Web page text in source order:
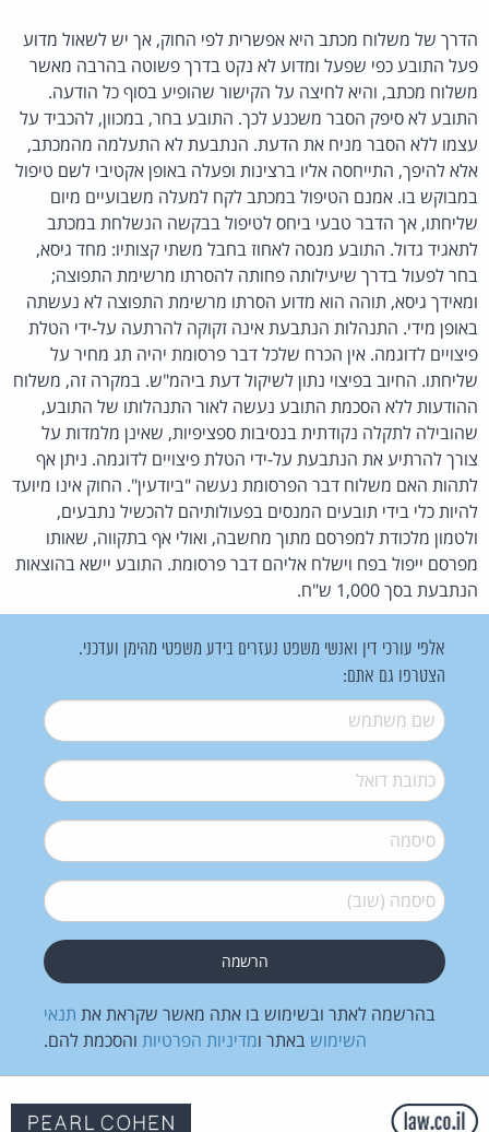
הדרך של משלוח מכתב היא אפשרית לפי החוק, אך יש לשאול מדוע
פעל התובע כפי שפעל ומדוע לא נקט בדרך פשוטה בהרבה מאשר
משלוח מכתב, והיא לחיצה על הקישור שהופיע בסוף כל הודעה.
התובע לא סיפק הסבר משכנע לכך. התובע בחר, במכוון, להכביד על
עצמו ללא הסבר מניח את הדעת. הנתבעת לא התעלמה מהמכתב,
אלא להיפך, התייחסה אליו ברצינות ופעלה באופן אקטיבי לשם טיפול
במבוקש בו. אמנם הטיפול במכתב לקח למעלה משבועיים מיום
שליחתו, אך הדבר טבעי ביחס לטיפול בבקשה הנשלחת במכתב
לתאגיד גדול. התובע מנסה לאחוז בחבל משתי קצותיו: מחד גיסא,
בחר לפעול בדרך שיעילותה פחותה להסרתו מרשימת התפוצה;
ומאידך גיסא, תוהה הוא מדוע הסרתו מרשימת התפוצה לא נעשתה
באופן מידי. התנהלות הנתבעת אינה זקוקה להרתעה על-ידי הטלת
פיצויים לדוגמה. אין הכרח שלכל דבר פרסומת יהיה תג מחיר על
שליחתו. החיוב בפיצוי נתון לשיקול דעת ביהמ"ש. במקרה זה, משלוח
ההודעות ללא הסכמת התובע נעשה לאור התנהלותו של התובע,
שהובילה לתקלה נקודתית בנסיבות ספציפיות, שאינן מלמדות על
צורך להרתיע את הנתבעת על-ידי הטלת פיצויים לדוגמה. ניתן אף
לתהות האם משלוח דבר הפרסומת נעשה "ביודעין". החוק אינו מיועד
להיות כלי בידי תובעים המנסים בפעולותיהם להכשיל נתבעים,
ולטמון מלכודת למפרסם מתוך מחשבה, ואולי אף בתקווה, שאותו
מפרסם ייפול בפח וישלח אליהם דבר פרסומת. התובע יישא בהוצאות
הנתבעת בסך 1,000 ש"ח.
אלפי עורכי דין ואנשי משפט נעזרים בידע משפטי מהימן ועדכני.
הצטרפו גם אתם:
שם משתמש*
דואל*
סיסמה*
סיסמה (שוב)*
בהרשמה לאתר ובשימוש בו אתה מאשר שקראת את תנאי
השימוש באתר ומדיניות הפרטיות והסכמת להם.